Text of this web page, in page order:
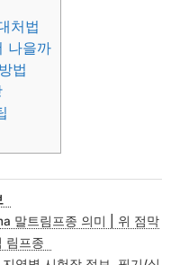
처법
나을까
법
말트림프종 의미 | 위 점막
림프종